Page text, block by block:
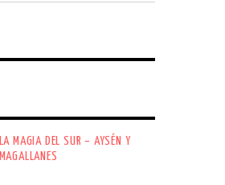
LA MAGIA DEL SUR – AYSÉN Y
MAGALLANES